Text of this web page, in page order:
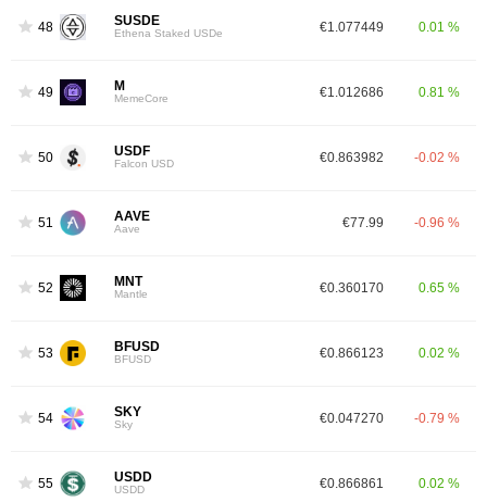
48 SUSDE
Ethena Staked USDe €1.077449 0.01 %
49 M
MemeCore €1.012686 0.81 %
50 USDF
Falcon USD €0.863982 -0.02 %
51 AAVE
Aave €77.99 -0.96 %
52 MNT
Mantle €0.360170 0.65 %
53 BFUSD
BFUSD €0.866123 0.02 %
54 SKY
Sky €0.047270 -0.79 %
55 USDD
USDD €0.866861 0.02 %